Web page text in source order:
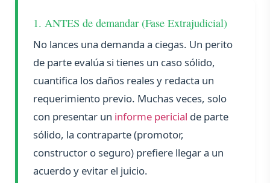
1. ANTES de demandar (Fase Extrajudicial)
No lances una demanda a ciegas. Un perito
de parte evalúa si tienes un caso sólido,
cuantifica los daños reales y redacta un
requerimiento previo. Muchas veces, solo
con presentar un informe pericial de parte
sólido, la contraparte (promotor,
constructor o seguro) prefiere llegar a un
acuerdo y evitar el juicio.